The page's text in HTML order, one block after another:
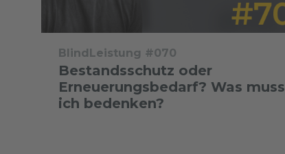
BlindLeistung #070
Bestandsschutz oder
Erneuerungsbedarf? Was muss
ich bedenken?